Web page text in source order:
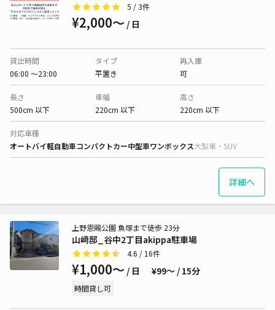
5 / 3件
¥2,000〜 / 日
貸出時間
06:00 〜23:00
タイプ
平置き
再入庫
可
長さ
500cm 以下
車幅
220cm 以下
高さ
220cm 以下
対応車種
オートバイ軽自動車コンパクトカー中型車ワンボックス大型車・SUV
詳細へ
山﨑邸_谷中2丁目akippa駐車場
上野恩賜公園 魚塚まで徒歩 23分
4.6 / 16件
¥1,000〜 / 日 ¥99〜 / 15分
時間貸し可